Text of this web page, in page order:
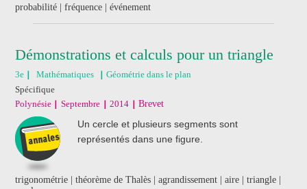
probabilité | fréquence | événement
Démonstrations et calculs pour un triangle
3e Mathématiques
Géométrie dans le plan
Spécifique
Polynésie
Septembre 2014 Brevet
Un cercle et plusieurs segments sont
représentés dans une figure.
trigonométrie | théorème de Thalès | agrandissement | aire | triangle |